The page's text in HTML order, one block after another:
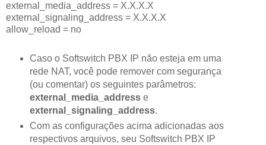
external_media_address = X.X.X.X
external_signaling_address = X.X.X.X
allow_reload = no
Caso o Softswitch PBX IP não esteja em uma
rede NAT, você pode remover com segurança
(ou comentar) os seguintes parâmetros:
external_media_addresse
external_signaling_address.
Com as configurações acima adicionadas aos
respectivos arquivos, seu Softswitch PBX IP